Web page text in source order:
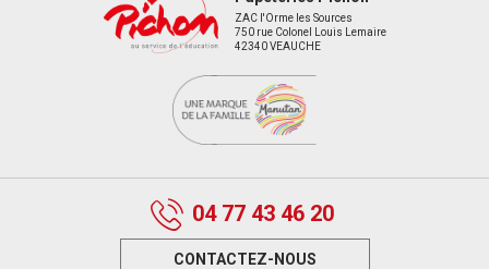
ZAC l'Orme les Sources
750 rue Colonel Louis Lemaire
42340 VEAUCHE
04 77 43 46 20
CONTACTEZ-NOUS